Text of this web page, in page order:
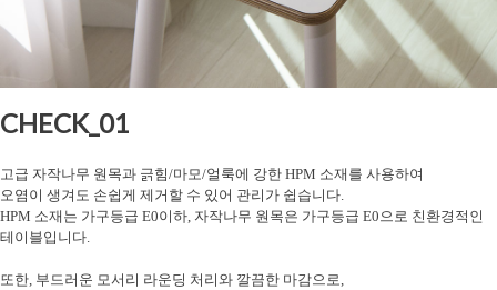
CHECK_01
고급 자작나무 원목과 긁힘/마모/얼룩에 강한 HPM 소재를 사용하여
오염이 생겨도 손쉽게 제거할 수 있어 관리가 쉽습니다.
HPM 소재는 가구등급 E0이하, 자작나무 원목은 가구등급 E0으로 친환경적인
테이블입니다.
또한, 부드러운 모서리 라운딩 처리와 깔끔한 마감으로,